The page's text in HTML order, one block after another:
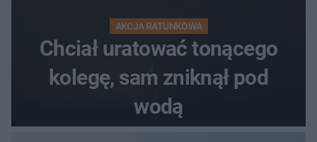
AKCJA RATUNKOWA
Chciał uratować tonącego
kolegę, sam zniknął pod
wodą